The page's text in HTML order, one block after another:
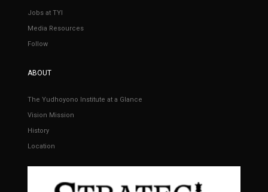
Jobs at TYI
Media Resources
Follow
ABOUT
The Yudhoyono Institute at a Glance
Vision Mission
History
Location